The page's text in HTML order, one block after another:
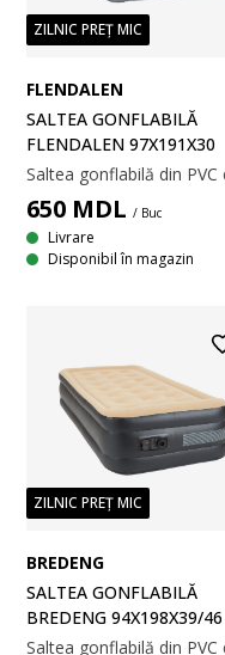
ZILNIC PREȚ MIC
FLENDALEN
SALTEA GONFLABILĂ
FLENDALEN 97X191X30
650 MDL / Buc
Livrare
Disponibil în magazin
ZILNIC PREȚ MIC
BREDENG
SALTEA GONFLABILĂ
BREDENG 94X198X39/46